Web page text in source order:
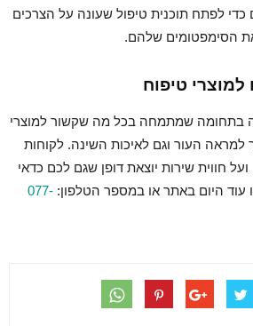
לפתח תוכנית טיפול שעונה על הצרכים
הסימפטומים שלהם.
טיפוח
בתחומה שמתמחה בכל מה שקשור למוצרי
למראה העור וגם לאיכות השינה. לקוחות
חווית שירות יוצאת דופן שגם לכם כדאי
עוד היום באתר או במספר הטלפון: 077-